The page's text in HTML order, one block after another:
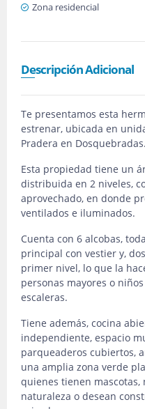
Zona residencial
Descripción Adicional
Te presentamos esta
estrenar, ubicada en
Pradera en Dosquebradas.
Esta propiedad tiene un
distribuida en 2 niveles,
aprovechado, en donde
ventilados e iluminados.
Cuenta con 6 alcobas,
principal con vestier y,
primer nivel, lo que la
personas mayores o
escaleras.
Tiene además, cocina
independiente, espacio
parqueaderos cubiertos,
una amplia zona verde
quienes tienen
naturaleza o desean